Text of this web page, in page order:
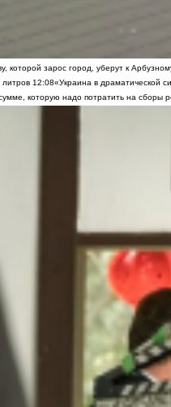
которой зарос город, уберут к
литров 12:08«Украина в драматической
которую надо потратить на сборы